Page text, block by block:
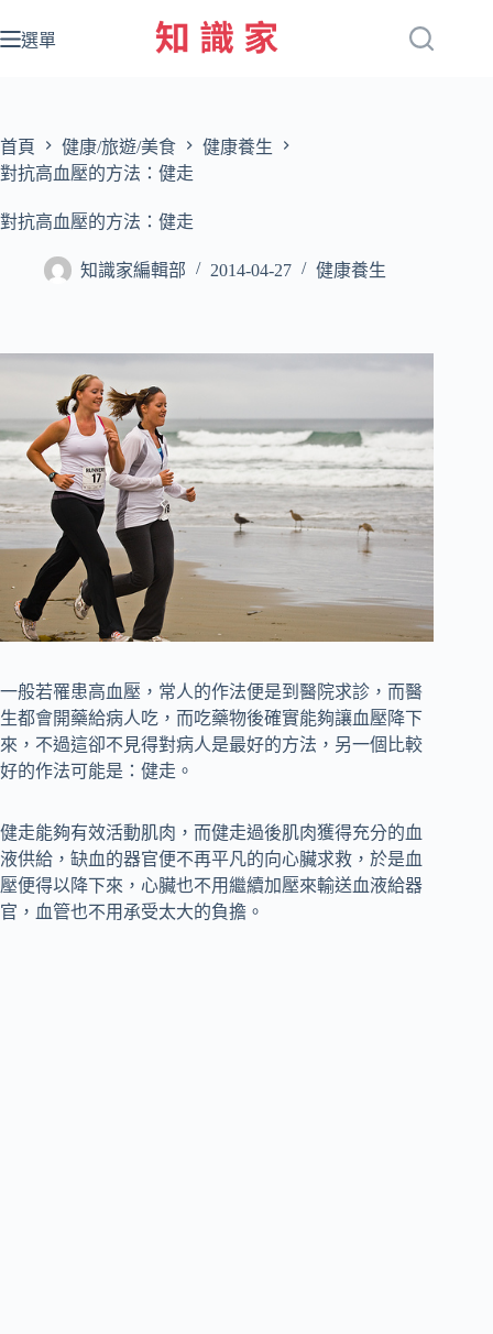
至
容
選單
首頁 健康/旅遊/美食
健康養生
對抗高血壓的方法：健走
對抗高血壓的方法：健走
知識家編輯部 2014-04-27 健康養生
一般若罹患高血壓，常人的作法便是到醫院求診，而醫
生都會開藥給病人吃，而吃藥物後確實能夠讓血壓降下
來，不過這卻不見得對病人是最好的方法，另一個比較
好的作法可能是：健走。
健走能夠有效活動肌肉，而健走過後肌肉獲得充分的血
液供給，缺血的器官便不再平凡的向心臟求救，於是血
壓便得以降下來，心臟也不用繼續加壓來輸送血液給器
官，血管也不用承受太大的負擔。